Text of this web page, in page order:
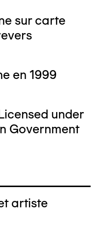
sur carte
en 1999
under
Government
artiste